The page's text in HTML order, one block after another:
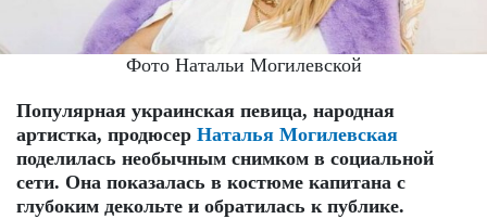
Фото Натальи Могилевской
Популярная украинская певица, народная
артистка, продюсер Наталья Могилевская
поделилась необычным снимком в социальной
сети. Она показалась в костюме капитана с
глубоким декольте и обратилась к публике.